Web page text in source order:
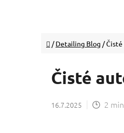
Domů
/ Detailing Blog /Čisté
Čisté
16.7.2025 2